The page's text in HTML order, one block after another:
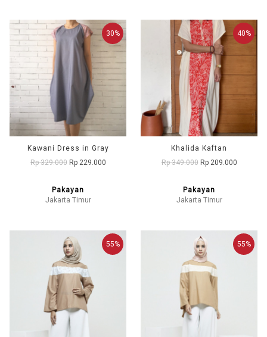
30%
Kawani Dress in Gray
Rp 329.000 Rp 229.000
Pakayan
Jakarta Timur
40%
Khalida Kaftan
Rp 349.000 Rp 209.000
Pakayan
Jakarta Timur
55% 55%